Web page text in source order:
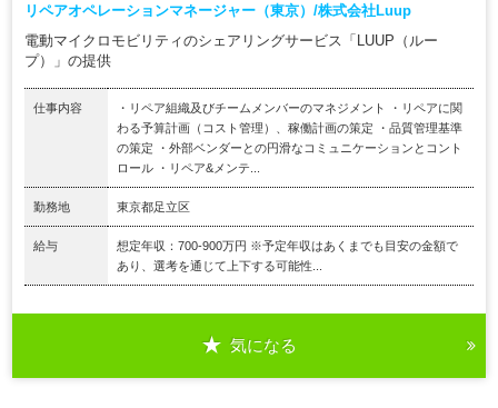
リペアオペレーションマネージャー（東京）/株式会社Luup
電動マイクロモビリティのシェアリングサービス「LUUP（ルー
プ）」の提供
仕事内容
・リペア組織及びチームメンバーのマネジメント ・リペアに関
わる予算計画（コスト管理）、稼働計画の策定 ・品質管理基準
の策定 ・外部ベンダーとの円滑なコミュニケーションとコント
ロール ・リペア&メンテ...
勤務地 東京都足立区
給与
想定年収：700-900万円 ※予定年収はあくまでも目安の金額で
あり、選考を通じて上下する可能性...
気になる